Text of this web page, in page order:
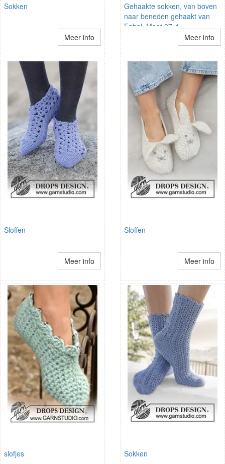
Sokken
Meer info
Gehaakte sokken, van boven
naar beneden gehaakt van
Fabel. Maat 37-4
Meer info
Sloffen
Meer info
Sloffen
Meer info
slofjes Sokken